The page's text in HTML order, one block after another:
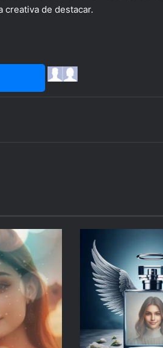
creativa de destacar.